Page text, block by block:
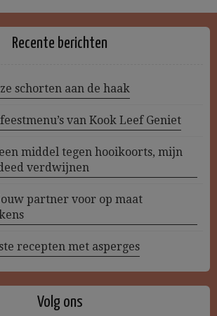
Recente berichten
schorten aan de haak
van Kook Leef Geniet
middel tegen hooikoorts, mijn
verdwijnen
partner voor op maat
recepten met asperges
Volg ons